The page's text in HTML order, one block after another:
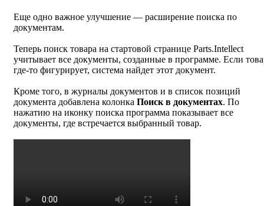
Еще одно важное улучшение — расширение поиска по
документам.
Теперь поиск товара на стартовой странице Parts.Intellect
учитывает все документы, созданные в программе. Если
где‑то фигурирует, система найдет этот документ.
Кроме того, в журналы документов и в список позиций
документа добавлена колонка Поиск в документах. По
нажатию на иконку поиска программа показывает все
документы, где встречается выбранный товар.